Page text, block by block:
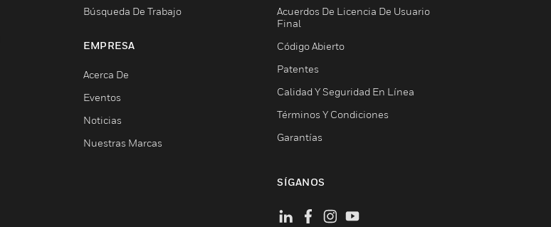
Búsqueda De Trabajo
EMPRESA
Acerca De
Eventos
Noticias
Nuestras Marcas
Acuerdos De Licencia De Usuario
Final
Código Abierto
Patentes
Calidad Y Seguridad En Línea
Términos Y Condiciones
Garantías
SÍGANOS